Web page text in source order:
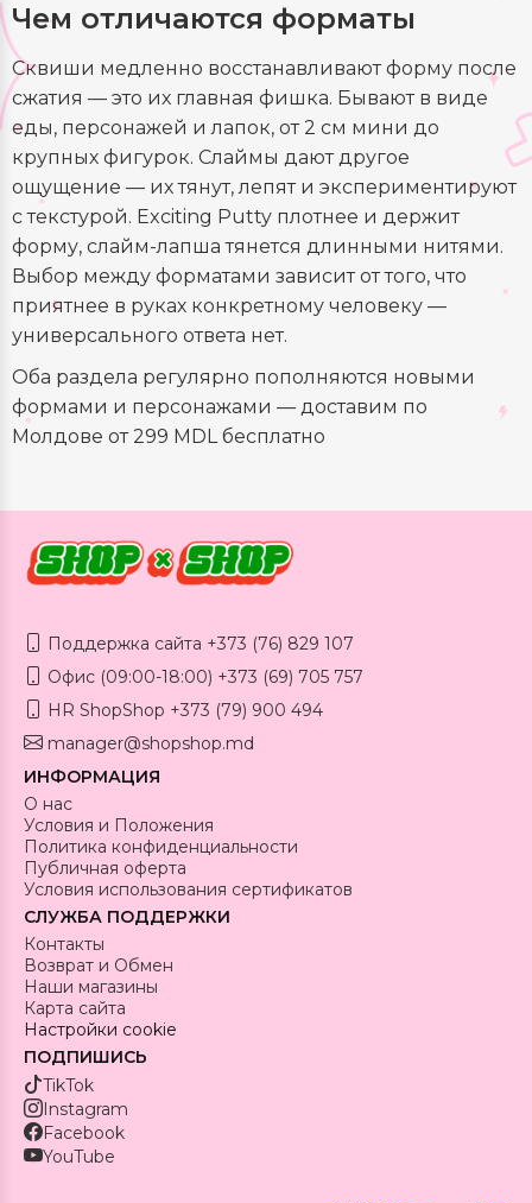
Чем отличаются форматы
Сквиши медленно восстанавливают форму после
сжатия — это их главная фишка. Бывают в виде
еды, персонажей и лапок, от 2 см мини до
крупных фигурок. Слаймы дают другое
ощущение — их тянут, лепят и экспериментируют
с текстурой. Exciting Putty плотнее и держит
форму, слайм-лапша тянется длинными нитями.
Выбор между форматами зависит от того, что
приятнее в руках конкретному человеку —
универсального ответа нет.
Оба раздела регулярно пополняются новыми
формами и персонажами — доставим по
Молдове от 299 MDL бесплатно
Поддержка сайта +373 (76) 829 107
Офис (09:00-18:00) +373 (69) 705 757
HR ShopShop +373 (79) 900 494
manager@shopshop.md
ИНФОРМАЦИЯ
О нас
Условия и Положения
Политика конфиденциальности
Публичная оферта
Условия использования сертификатов
СЛУЖБА ПОДДЕРЖКИ
Контакты
Возврат и Обмен
Наши магазины
Карта сайта
Настройки cookie
ПОДПИШИСЬ
TikTok
Instagram
Facebook
YouTube